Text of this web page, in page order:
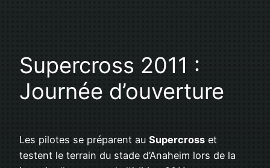
Supercross 2011 :
Journée d’ouverture
Les pilotes se préparent au Supercross et
testent le terrain du stade d’Anaheim lors de la